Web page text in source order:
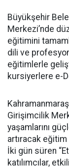
Büyükşehir
Merkezi’nde
eğitimini
dili ve
eğitimlerle
kursiyerlere e-
Girişimcilik
yaşamlarını
artıracak
İki gün süren
katılımcılar,